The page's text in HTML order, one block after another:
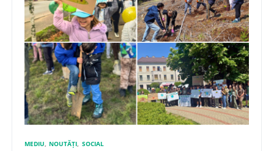
MEDIU NOUTĂȚI SOCIAL